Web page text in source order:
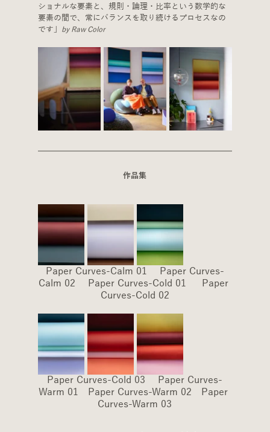
ショナルな要素と、規則・論理・比率という数学的な
要素の間で、常にバランスを取り続けるプロセスなの
です」 by Raw Color
作品集
Paper Curves-Calm 01 　Paper Curves-
Calm 02 　Paper Curves-Cold 01  　Paper
Curves-Cold 02
Paper Curves-Cold 03 　Paper Curves-
Warm 01　Paper Curves-Warm 02　Paper
Curves-Warm 03